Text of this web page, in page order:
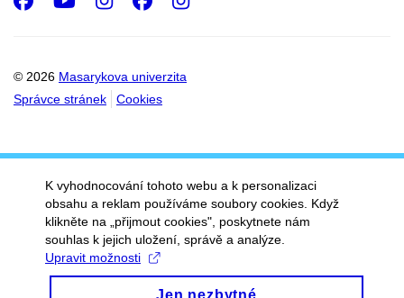
© 2026 Masarykova univerzita
Správce stránek
Cookies
K vyhodnocování tohoto webu a k personalizaci
obsahu a reklam používáme soubory cookies. Když
klikněte na „přijmout cookies", poskytnete nám
souhlas k jejich uložení, správě a analýze.
Upravit možnosti
Jen nezbytné